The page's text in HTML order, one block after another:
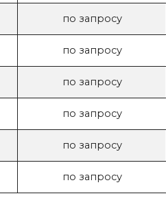
по запросу
по запросу
по запросу
по запросу
по запросу
по запросу